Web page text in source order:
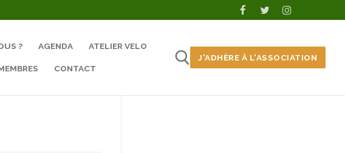
? AGENDA ATELIER VELO
CONTACT
J'ADHÈRE À L'ASSOCIATION